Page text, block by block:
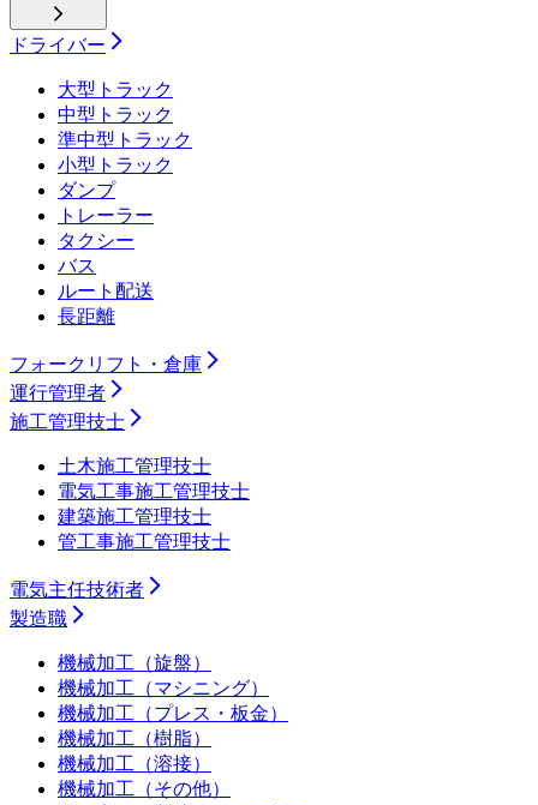
ドライバー
大型トラック
中型トラック
準中型トラック
小型トラック
ダンプ
トレーラー
タクシー
バス
ルート配送
長距離
フォークリフト・倉庫
運行管理者
施工管理技士
土木施工管理技士
電気工事施工管理技士
建築施工管理技士
管工事施工管理技士
電気主任技術者
製造職
機械加工（旋盤）
機械加工（マシニング）
機械加工（プレス・板金）
機械加工（樹脂）
機械加工（溶接）
機械加工（その他）